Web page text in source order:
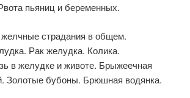
пьяниц и беременных.
желчные страдания в общем.
Рак желудка. Колика.
в желудке и животе. Брыжеечная
Золо­тые бубоны. Брюшная водянка.